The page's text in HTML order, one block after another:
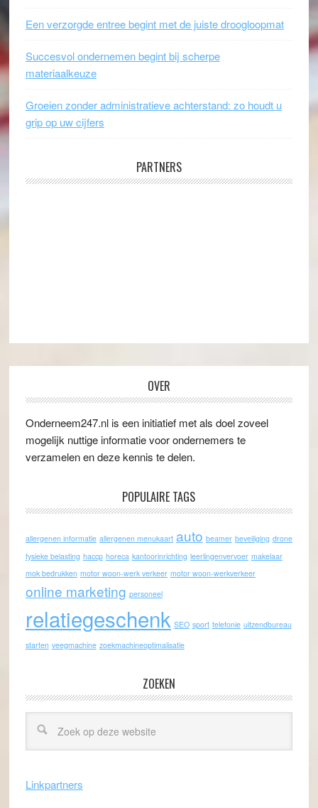
Een verzorgde entree begint met de juiste droogloopmat
Succesvol ondernemen begint bij scherpe
materiaalkeuze
Groeien zonder administratieve achterstand: zo houdt u
grip op uw cijfers
PARTNERS
OVER
Onderneem247.nl is een initiatief met als doel zoveel
mogelijk nuttige informatie voor ondernemers te
verzamelen en deze kennis te delen.
POPULAIRE TAGS
allergenen informatie allergenen menukaart auto beamer beveiliging drone
fysieke belasting haccp horeca kantoorinrichting leerlingenvervoer makelaar
mok bedrukken motor woon-werk verkeer motor woon-werkverkeer
online marketing personeel
relatiegeschenk SEO sport telefonie uitzendbureau
starten veegmachine zoekmachineoptimalisatie
ZOEKEN
Linkpartners